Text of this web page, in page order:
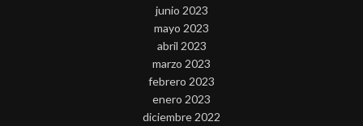
junio 2023
mayo 2023
abril 2023
marzo 2023
febrero 2023
enero 2023
diciembre 2022